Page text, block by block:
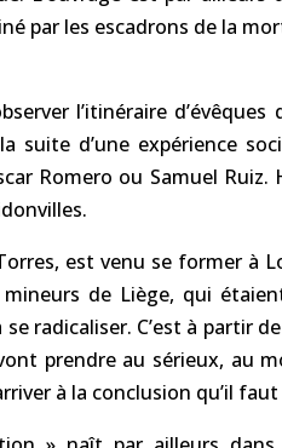
par les escadrons de la
l’itinéraire
suite d’une expérience
Romero ou Samuel Ruiz.
est venu se former à
de Liège, qui
radicaliser. C’est à partir
prendre au sérieux, au
à la conclusion qu’il